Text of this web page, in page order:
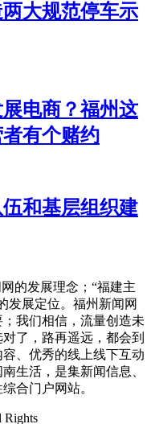
大规范停车示
电商？福州这
有个赌约
和基层组织建
的发展理念；“福建主
发展定位。福州新闻网
我们相信，流量创造未
了，路再遥远，都会到
、优秀的线上线下互动
生活，是集新闻信息、
合门户网站。
Rights